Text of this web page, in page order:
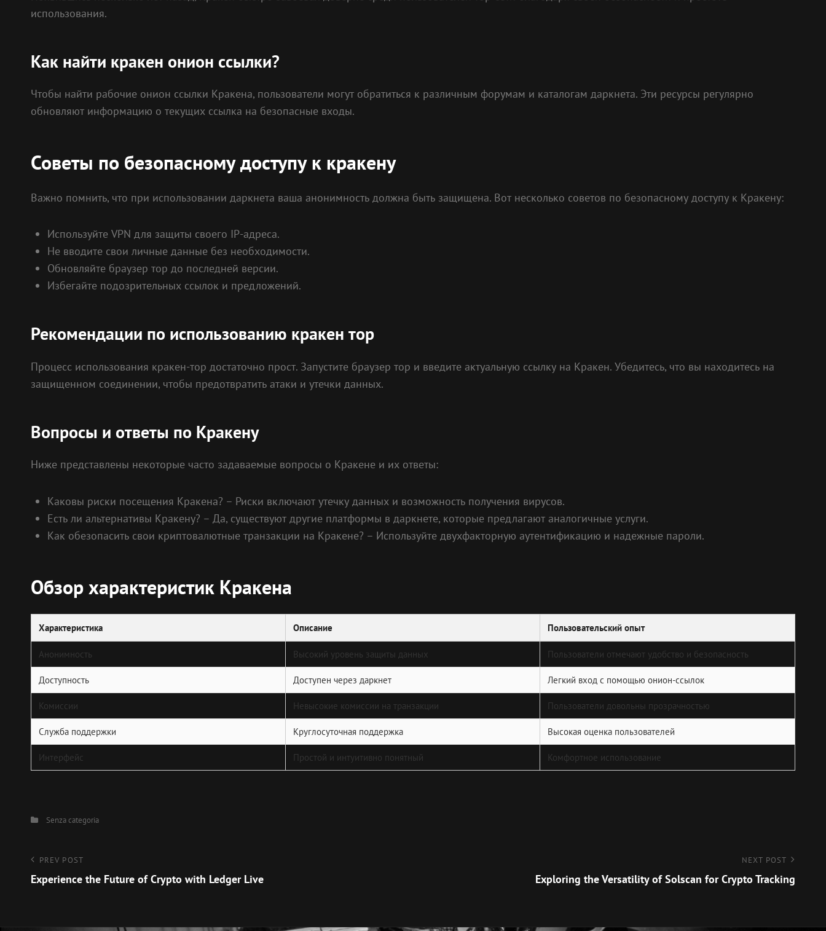
использования.
Как найти кракен онион ссылки?
Чтобы найти рабочие онион ссылки Кракена, пользователи могут обратиться к различным форумам и каталогам даркнета. Эти ресурсы регулярно
обновляют информацию о текущих ссылка на безопасные входы.
Советы по безопасному доступу к кракену
Важно помнить, что при использовании даркнета ваша анонимность должна быть защищена. Вот несколько советов по безопасному доступу к Кракену:
Используйте VPN для защиты своего IP-адреса.
Не вводите свои личные данные без необходимости.
Обновляйте браузер тор до последней версии.
Избегайте подозрительных ссылок и предложений.
Рекомендации по использованию кракен тор
Процесс использования кракен-тор достаточно прост. Запустите браузер тор и введите актуальную ссылку на Кракен. Убедитесь, что вы находитесь на
защищенном соединении, чтобы предотвратить атаки и утечки данных.
Вопросы и ответы по Кракену
Ниже представлены некоторые часто задаваемые вопросы о Кракене и их ответы:
Каковы риски посещения Кракена? – Риски включают утечку данных и возможность получения вирусов.
Есть ли альтернативы Кракену? – Да, существуют другие платформы в даркнете, которые предлагают аналогичные услуги.
Как обезопасить свои криптовалютные транзакции на Кракене? – Используйте двухфакторную аутентификацию и надежные пароли.
Обзор характеристик Кракена
Характеристика Описание Пользовательский опыт
Анонимность Высокий уровень защиты данных Пользователи отмечают удобство и безопасность
Доступность Доступен через даркнет Легкий вход с помощью онион-ссылок
Комиссии Невысокие комиссии на транзакции Пользователи довольны прозрачностью
Служба поддержки Круглосуточная поддержка Высокая оценка пользователей
Интерфейс Простой и интуитивно понятный Комфортное использование
CategoriesSenza categoria
Navigazione
articoli
Previous
Post
PREV POST
Experience the Future of Crypto with Ledger Live
NEXT POST
Exploring the Versatility of Solscan for Crypto Tracking